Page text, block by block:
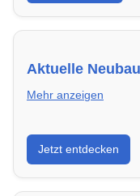
kannst.
Aktuelle
Mehr anzeigen
Entdecke
energieeffizient
Jetzt entdecken